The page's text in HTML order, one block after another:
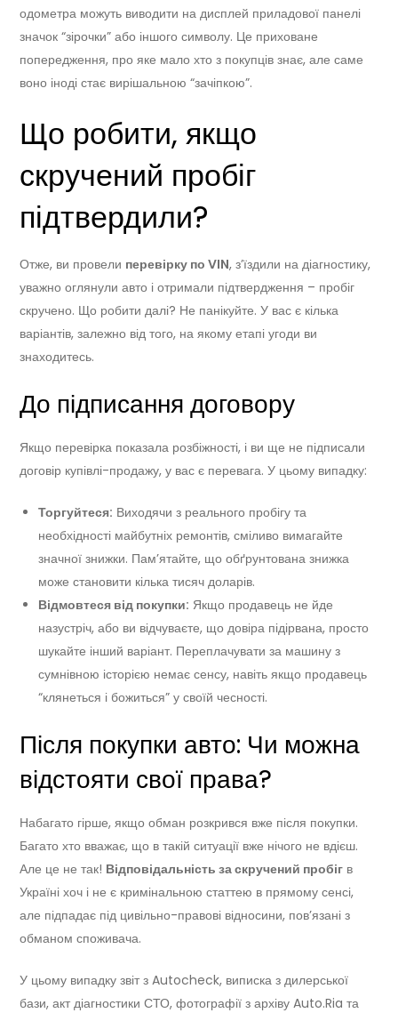
одометра можуть виводити на дисплей приладової панелі
значок “зірочки” або іншого символу. Це приховане
попередження, про яке мало хто з покупців знає, але саме
воно іноді стає вирішальною “зачіпкою”.
Що робити, якщо
скручений пробіг
підтвердили?
Отже, ви провели перевірку по VIN, з’їздили на діагностику,
уважно оглянули авто і отримали підтвердження – пробіг
скручено. Що робити далі? Не панікуйте. У вас є кілька
варіантів, залежно від того, на якому етапі угоди ви
знаходитесь.
До підписання договору
Якщо перевірка показала розбіжності, і ви ще не підписали
договір купівлі-продажу, у вас є перевага. У цьому випадку:
Торгуйтеся: Виходячи з реального пробігу та
необхідності майбутніх ремонтів, сміливо вимагайте
значної знижки. Пам’ятайте, що обґрунтована знижка
може становити кілька тисяч доларів.
Відмовтеся від покупки: Якщо продавець не йде
назустріч, або ви відчуваєте, що довіра підірвана, просто
шукайте інший варіант. Переплачувати за машину з
сумнівною історією немає сенсу, навіть якщо продавець
“клянеться і божиться” у своїй чесності.
Після покупки авто: Чи можна
відстояти свої права?
Набагато гірше, якщо обман розкрився вже після покупки.
Багато хто вважає, що в такій ситуації вже нічого не вдієш.
Але це не так! Відповідальність за скручений пробіг в
Україні хоч і не є кримінальною статтею в прямому сенсі,
але підпадає під цивільно-правові відносини, пов’язані з
обманом споживача.
У цьому випадку звіт з Autocheck, виписка з дилерської
бази, акт діагностики СТО, фотографії з архіву Auto.Ria та